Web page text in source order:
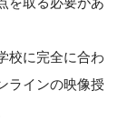
校に完全に合わ
ラインの映像授